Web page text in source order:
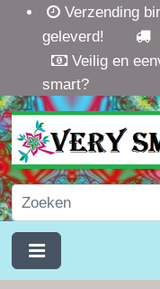
Verzending
geleverd!
Veilig en
smart?